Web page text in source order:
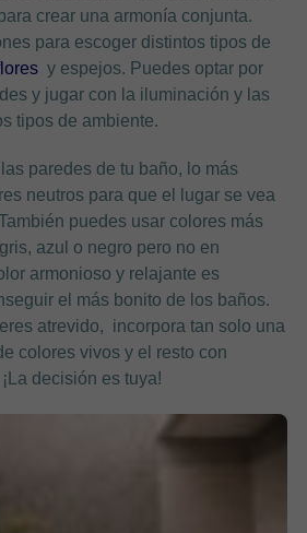
crear una armonía conjunta.
para escoger distintos tipos de
y espejos. Puedes optar por
y jugar con la iluminación y las
tipos de ambiente.
paredes de tu baño, lo más
neutros para que el lugar se vea
puedes usar colores más
azul o negro pero no en
armonioso y relajante es
el más bonito de los baños.
atrevido, incorpora tan solo una
colores vivos y el resto con
decisión es tuya!